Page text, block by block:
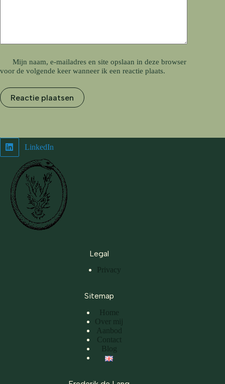
Mijn naam, e-mailadres en site opslaan in deze browser
voor de volgende keer wanneer ik een reactie plaats.
Reactie plaatsen
LinkedIn
Legal
Privacy
Sitemap
Home
Over mij
Aanbod
Contact
Blog